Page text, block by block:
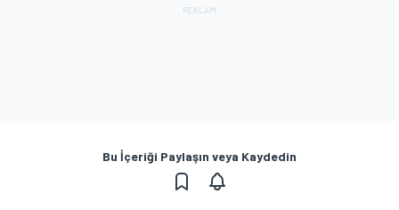
Bu İçeriği Paylaşın veya Kaydedin